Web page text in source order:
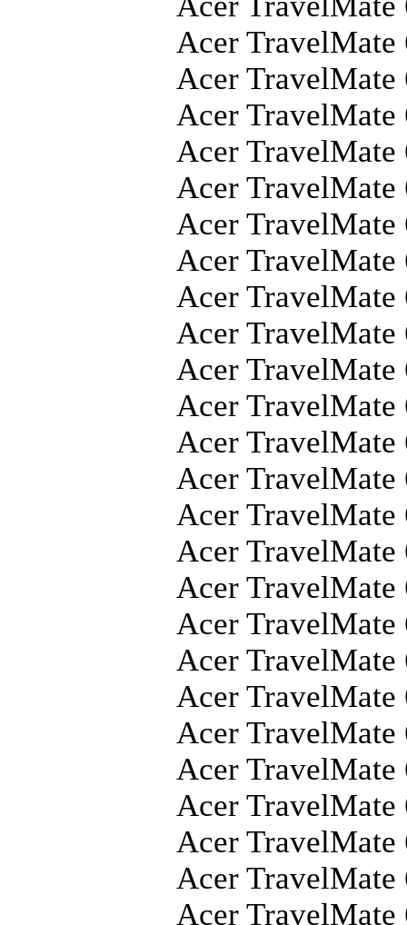
Acer
Acer TravelMate
Acer TravelMate
Acer
Acer TravelMate
Acer
Acer
Acer
Acer TravelMate
Acer TravelMate
Acer
Acer
Acer TravelMate
Acer TravelMate
Acer TravelMate
Acer
Acer TravelMate
Acer TravelMate
Acer TravelMate
Acer
Acer
Acer TravelMate
Acer TravelMate
Acer TravelMate
Acer